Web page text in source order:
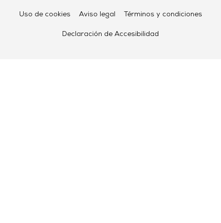
Uso de cookies Aviso legal Términos y condiciones
Declaración de Accesibilidad